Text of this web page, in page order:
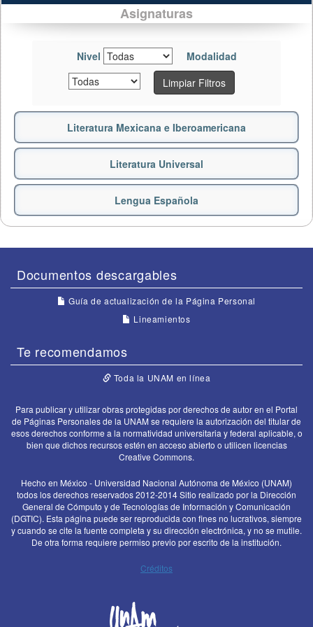
Asignaturas
Nivel
Modalidad
Limpiar Filtros
Literatura Mexicana e Iberoamericana
Literatura Universal
Lengua Española
Documentos descargables
Guía de actualización de la Página Personal
Lineamientos
Te recomendamos
Toda la UNAM en línea
Para publicar y utilizar obras protegidas por derechos de autor en el Portal
de Páginas Personales de la UNAM se requiere la autorización del titular de
esos derechos conforme a la normatividad universitaria y federal aplicable, o
bien que dichos recursos estén en acceso abierto o utilicen licencias
Creative Commons.
Hecho en México - Universidad Nacional Autónoma de México (UNAM)
todos los derechos reservados 2012-2014 Sitio realizado por la Dirección
General de Cómputo y de Tecnologías de Información y Comunicación
(DGTIC). Esta página puede ser reproducida con fines no lucrativos, siempre
y cuando se cite la fuente completa y su dirección electrónica, y no se mutile.
De otra forma requiere permiso previo por escrito de la institución.
Créditos